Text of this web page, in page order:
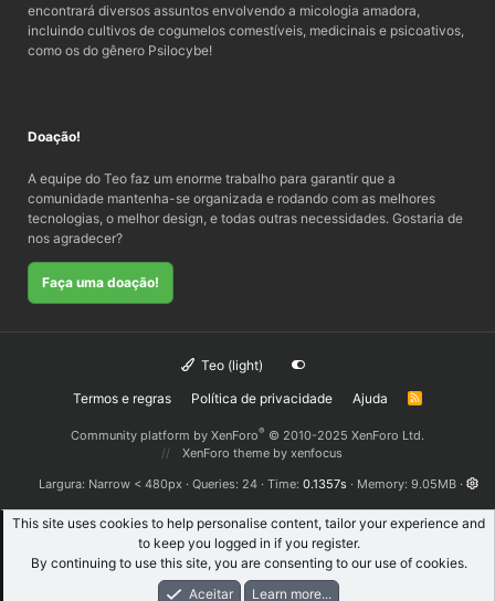
encontrará diversos assuntos envolvendo a micologia amadora,
incluindo cultivos de cogumelos comestíveis, medicinais e psicoativos,
como os do gênero Psilocybe!
Doação!
A equipe do Teo faz um enorme trabalho para garantir que a
comunidade mantenha-se organizada e rodando com as melhores
tecnologias, o melhor design, e todas outras necessidades. Gostaria de
nos agradecer?
Faça uma doação!
Teo (light)
Termos e regras
Política de privacidade Ajuda
R
Community platform by XenForo® © 2010-2025 XenForo Ltd.
XenForo theme by xenfocus
Largura
Queries 24 Time 0.1357s Memory 9.05MB
This site uses cookies to help personalise content, tailor your experience and
to keep you logged in if you register.
By continuing to use this site, you are consenting to our use of cookies.
Aceitar
Learn more...